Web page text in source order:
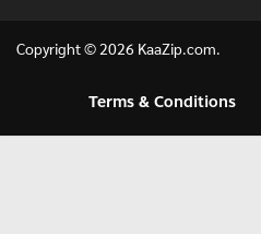
Copyright © 2026 KaaZip.com.
Terms & Conditions